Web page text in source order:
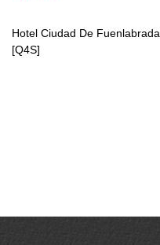
Hotel Ciudad De Fuenlabrada
[Q4S]